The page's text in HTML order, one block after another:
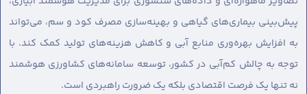
پیش‌بینی بیماری‌های گیاهی و بهینه‌سازی مصرف کود و سم، می‌تواند
به افزایش بهره‌وری منابع آبی و کاهش هزینه‌های تولید کمک کند. با
توجه به چالش کم‌آبی در کشور، توسعه سامانه‌های کشاورزی هوشمند
نه تنها یک فرصت اقتصادی بلکه یک ضرورت راهبردی است.